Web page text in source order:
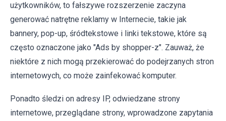
użytkowników, to fałszywe rozszerzenie zaczyna
generować natrętne reklamy w Internecie, takie jak
bannery, pop-up, śródtekstowe i linki tekstowe, które są
często oznaczone jako "Ads by shopper-z". Zauważ, że
niektóre z nich mogą przekierować do podejrzanych stron
internetowych, co może zainfekować komputer.
Ponadto śledzi on adresy IP, odwiedzane strony
internetowe, przeglądane strony, wprowadzone zapytania